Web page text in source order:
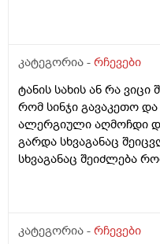
ახარო რატომ
გამონაყარი გაჩნდე
რატო არ აკეთებენ ამ
მაინცდამაინც
შენიათ
კატეგორია - რჩევები
ტანის სახის ან რა ვიცი
რომ სინჯი გავაკეთო
ალერგიული აღმოჩდი
გარდა სხვაგანაც
სხვაგანაც შეიძლება
კატეგორია - რჩევები